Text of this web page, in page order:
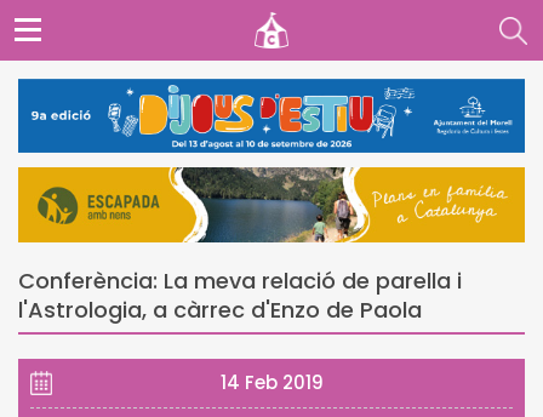
Conferència: La meva relació de parella i
l'Astrologia, a càrrec d'Enzo de Paola
14 Feb 2019